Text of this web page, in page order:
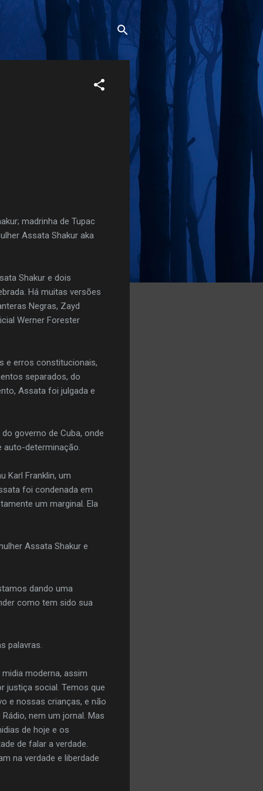
madrinha de Tupac
Assata Shakur aka
Shakur e dois
Há muitas versões
Negras, Zayd
Werner Forester
e erros constitucionais,
separados, do
Assata foi julgada e
governo de Cuba, onde
determinação.
Karl Franklin, um
foi condenada em
um marginal. Ela
Assata Shakur e
dando uma
como tem sido sua
palavras.
moderna, assim
justiça social. Temos que
e nossas crianças, e não
nem um jornal. Mas
de hoje e os
de falar a verdade.
na verdade e liberdade